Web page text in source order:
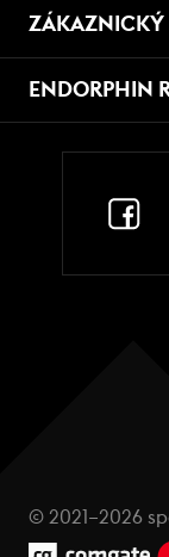
ZÁKAZNICKÝ
ENDORPHIN
© 2021–2026